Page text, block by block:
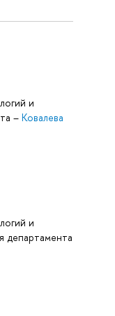
и
– Ковалева
и
департамента